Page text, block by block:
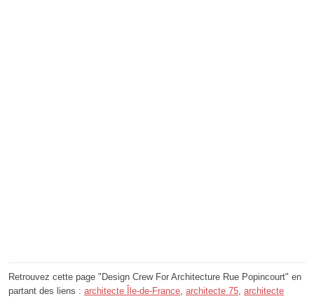
Retrouvez cette page "Design Crew For Architecture Rue Popincourt" en
partant des liens : architecte Île-de-France architecte 75 architecte